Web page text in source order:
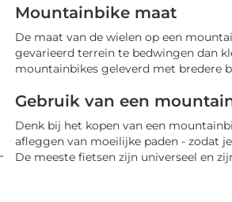
Mountainbike maat
De maat van de wielen op een
gevarieerd terrein te bedwingen dan
mountainbikes geleverd met bredere
Gebruik van een
Denk bij het kopen van een
afleggen van moeilijke paden - zodat
De meeste fietsen zijn universeel en